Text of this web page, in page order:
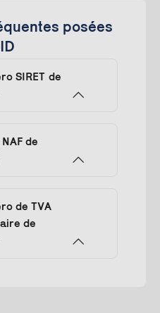
posées
SIRET de
de
de TVA
de